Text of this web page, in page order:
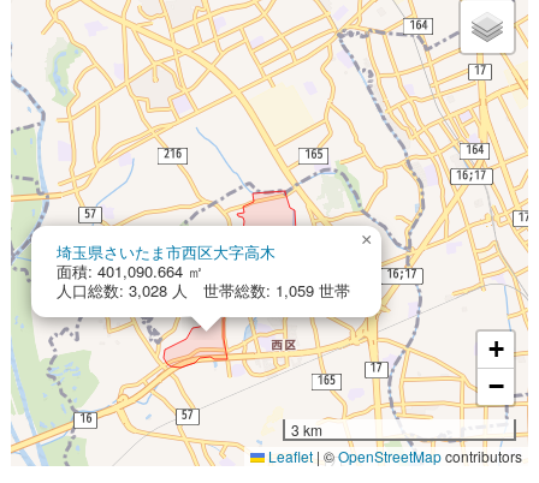
埼玉県さいたま市西区大字高木
面積: 401,090.664 ㎡
人口総数: 3,028 人 世帯総数: 1,059 世帯
×
+
−
3 km
Leaflet | ©OpenStreetMapcontributors